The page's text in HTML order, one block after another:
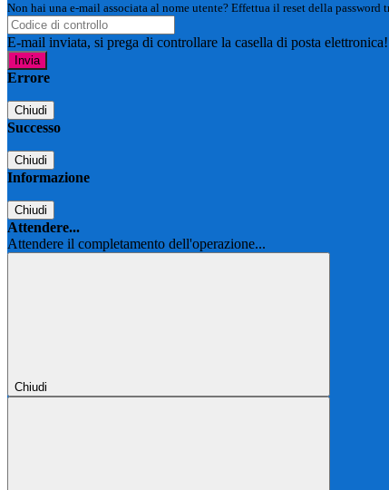
Non hai una e-mail associata al nome utente? Effettua il reset della password
E-mail inviata, si prega di controllare la casella di posta elettronica!
Errore
Chiudi
Successo
Chiudi
Informazione
Chiudi
Attendere...
Attendere il completamento dell'operazione...
Chiudi